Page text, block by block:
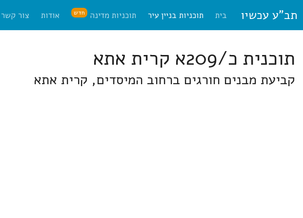
תב"ע עכשיו בית תוכניות בניין עיר תוכניות מדינה חדש אודות צור קשר
תוכנית כ/209א קרית אתא
קביעת מבנים חורגים ברחוב המיסדים, קרית אתא